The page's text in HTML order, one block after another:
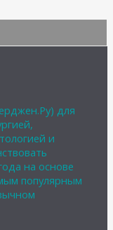
для
и
на основе
популярным